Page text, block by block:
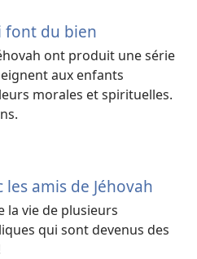
font du bien
ont produit une série
aux enfants
morales et spirituelles.
amis de Jéhovah
la vie de plusieurs
qui sont devenus des